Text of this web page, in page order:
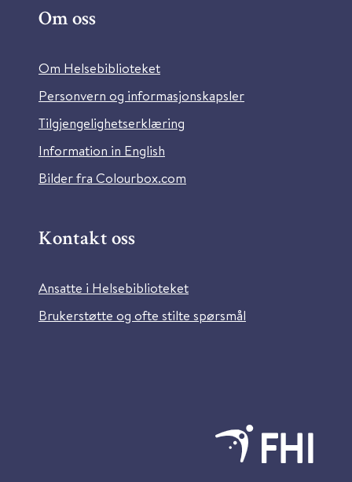
Om oss
Om Helsebiblioteket
Personvern og informasjonskapsler
Tilgjengelighetserklæring
Information in English
Bilder fra Colourbox.com
Kontakt oss
Ansatte i Helsebiblioteket
Brukerstøtte og ofte stilte spørsmål